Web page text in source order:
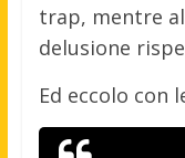
trap, mentre
delusione
Ed eccolo con